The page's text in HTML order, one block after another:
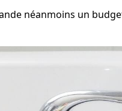
néanmoins un